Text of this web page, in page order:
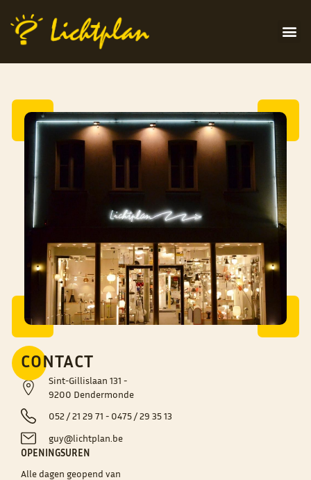
CONTACT
Sint-Gillislaan 131 -
9200 Dendermonde
052 / 21 29 71 - 0475 / 29 35 13
guy@lichtplan.be
OPENINGSUREN
Alle dagen geopend van